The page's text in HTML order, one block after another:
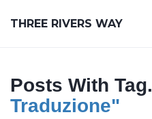
THREE RIVERS WAY
Posts With Tag.
Traduzione"